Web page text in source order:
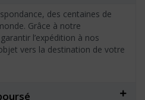
des centaines de
Grâce à notre
l’expédition à nos
vers la destination de votre